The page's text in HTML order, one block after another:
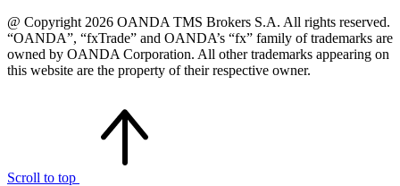
@ Copyright 2026 OANDA TMS Brokers S.A. All rights reserved.
“OANDA”, “fxTrade” and OANDA’s “fx” family of trademarks are
owned by OANDA Corporation. All other trademarks appearing on
this website are the property of their respective owner.
Scroll to top